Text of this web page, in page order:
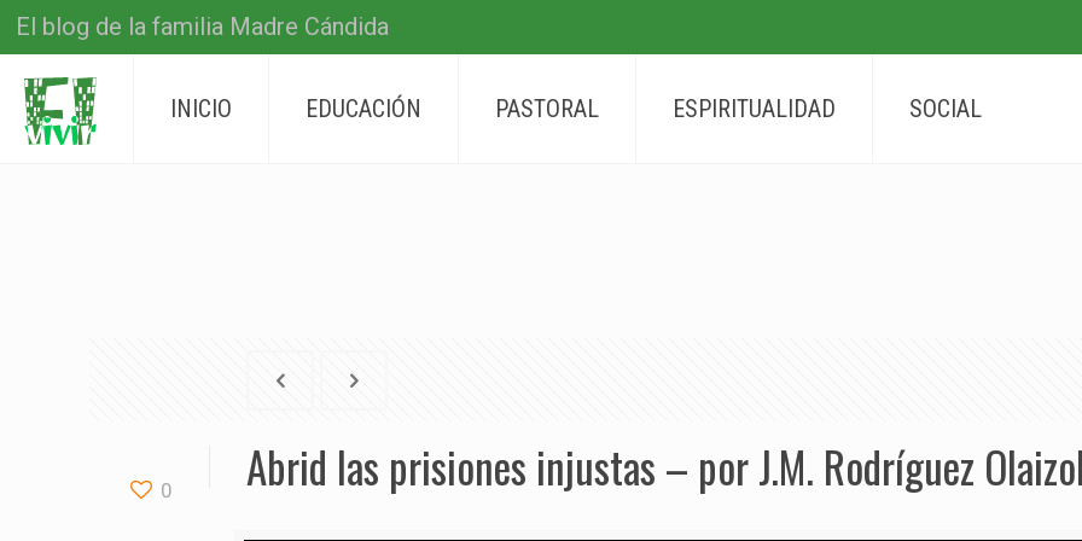
El blog de la familia Madre Cándida
INICIO EDUCACIÓN PASTORAL ESPIRITUALIDAD SOCIAL
0 Abrid las prisiones injustas – por J.M. Rodríguez